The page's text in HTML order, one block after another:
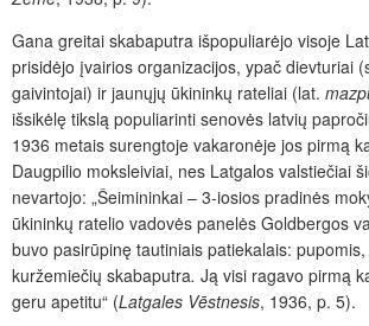
Gana greitai skabaputra išpopuliarėjo visoje
prisidėjo įvairios organizacijos, ypač dievturiai
gaivintojai) ir jaunųjų ūkininkų rateliai (lat.
išsikėlę tikslą populiarinti senovės latvių
1936 metais surengtoje vakaronėje jos pirmą
Daugpilio moksleiviai, nes Latgalos valstiečiai
nevartojo: „Šeimininkai – 3-iosios pradinės
ūkininkų ratelio vadovės panelės Goldbergos
buvo pasirūpinę tautiniais patiekalais:
kuržemiečių skabaputra. Ją visi ragavo pirmą
geru apetitu“ (Latgales Vēstnesis, 1936, p. 5).